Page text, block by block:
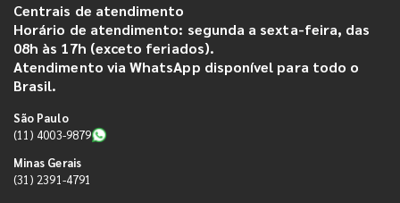
Centrais de atendimento
Horário de atendimento: segunda a sexta-feira, das
08h às 17h (exceto feriados).
Atendimento via WhatsApp disponível para todo o
Brasil.
São Paulo
(11) 4003-9879
Minas Gerais
(31) 2391-4791